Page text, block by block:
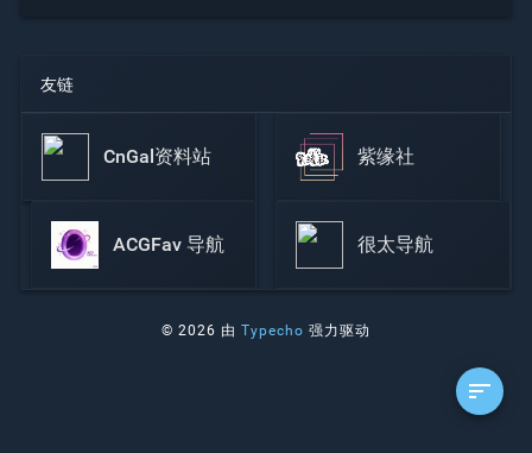
友链
CnGal资料站 紫缘社
ACGFav 导航 很太导航
© 2026 由Typecho 强力驱动
sort